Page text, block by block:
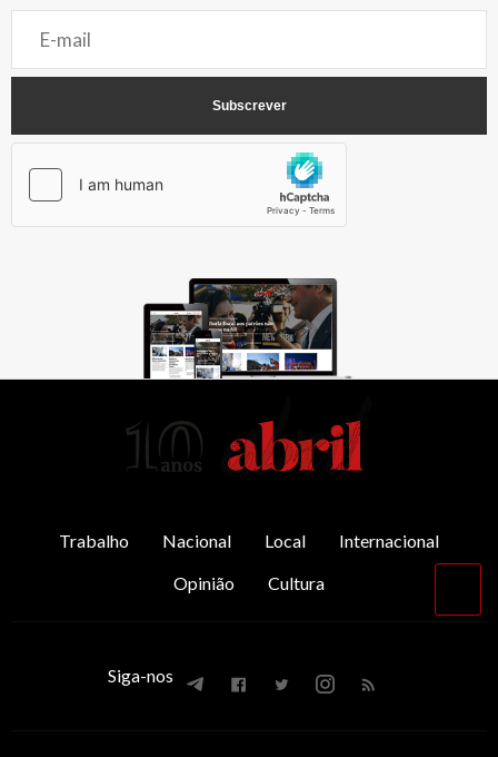
Trabalho Nacional Local
Internacional
Opinião
Cultura
Siga-nos